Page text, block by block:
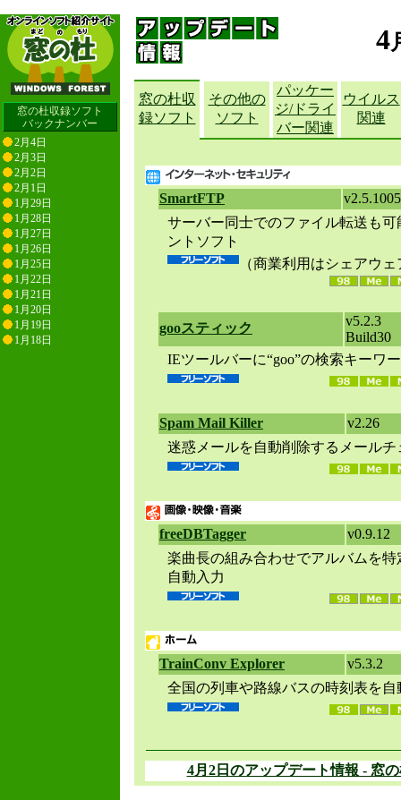
窓の杜収録ソフト
バックナンバー
2月4日
2月3日
2月2日
2月1日
1月29日
1月28日
1月27日
1月26日
1月25日
1月22日
1月21日
1月20日
1月19日
1月18日
4
窓の杜収
録ソフト
その他の
ソフト
パッケー
ジ/ドライ
バー関連
ウイルス
関連
SmartFTP
サーバー同士でのファイル転送も可
ントソフト
（商業利用はシェアウ
gooスティック
v5.2.3
Build30
IEツールバーに“goo”の検索キーワ
Spam Mail Killer
v2.26
迷惑メールを自動削除するメールチ
freeDBTagger
v0.9.12
楽曲長の組み合わせでアルバムを
自動入力
TrainConv Explorer
v5.3.2
全国の列車や路線バスの時刻表を
4月2日のアップデート情報 - 窓